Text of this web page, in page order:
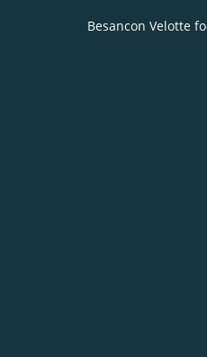
Besancon Velotte